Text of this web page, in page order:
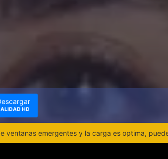
HD
ventanas emergentes y la carga es optima,